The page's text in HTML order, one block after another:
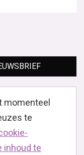
momenteel
te
inhoud te